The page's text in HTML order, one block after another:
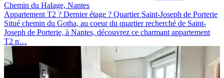
Chemin du Halage, Nantes
Appartement T2 ? Dernier étage ? Quartier Saint-Joseph de Porterie
Situé chemin du Gotha, au coeur du quartier recherché de Saint-
Joseph de Porterie, à Nantes, découvrez ce charmant appartement
T2 n…